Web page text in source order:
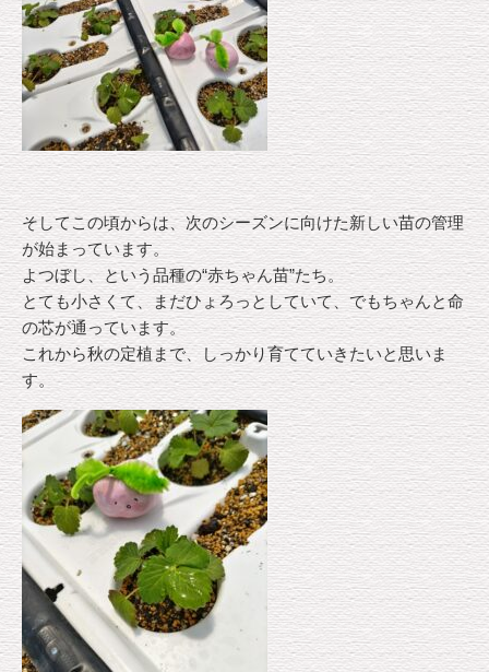
そしてこの頃からは、次のシーズンに向けた新しい苗の管理
が始まっています。
よつぼし、という品種の“赤ちゃん苗”たち。
とても小さくて、まだひょろっとしていて、でもちゃんと命
の芯が通っています。
これから秋の定植まで、しっかり育てていきたいと思いま
す。